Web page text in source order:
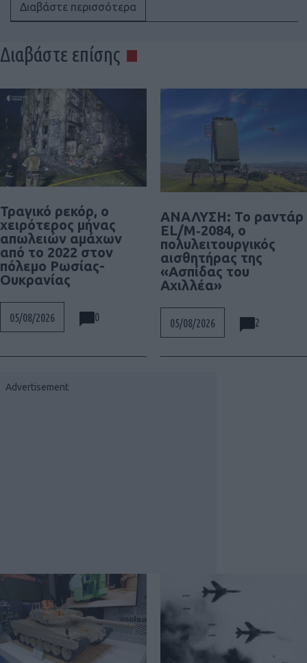
Διαβάστε περισσότερα
Διαβάστε επίσης
Τραγικό ρεκόρ, ο
χειρότερος μήνας
απωλειών αμάχων
από το 2022 στον
πόλεμο Ρωσίας-
Ουκρανίας
05/08/2026 0
ΑΝΑΛΥΣΗ: To ραντάρ
EL/M‑2084, ο
πολυλειτουργικός
αισθητήρας της
«Ασπίδας του
Αχιλλέα»
05/08/2026 2